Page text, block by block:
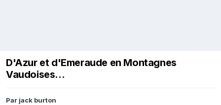
D'Azur et d'Emeraude en Montagnes
Vaudoises...
Par jack burton